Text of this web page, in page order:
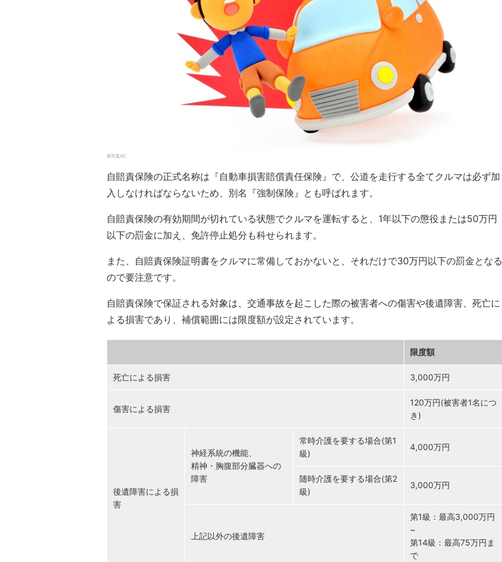
©写真AC
自賠責保険の正式名称は『自動車損害賠償責任保険』で、公道を走行する全てクルマは必ず加
入しなければならないため、別名『強制保険』とも呼ばれます。
自賠責保険の有効期間が切れている状態でクルマを運転すると、1年以下の懲役または50万円
以下の罰金に加え、免許停止処分も科せられます。
また、自賠責保険証明書をクルマに常備しておかないと、それだけで30万円以下の罰金となる
ので要注意です。
自賠責保険で保証される対象は、交通事故を起こした際の被害者への傷害や後遺障害、死亡に
よる損害であり、補償範囲には限度額が設定されています。
限度額
死亡による損害 3,000万円
傷害による損害
120万円(被害者1名につ
き)
後遺障害による損
害
神経系統の機能、
精神・胸腹部分臓器への
障害
常時介護を要する場合(第1
級)
4,000万円
随時介護を要する場合(第2
級)
3,000万円
上記以外の後遺障害
第1級：最高3,000万円
~
第14級：最高75万円ま
で